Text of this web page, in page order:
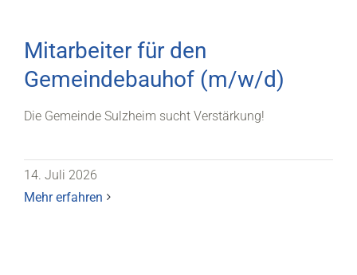
Mitarbeiter für den
Gemeindebauhof (m/w/d)
Die Gemeinde Sulzheim sucht Verstärkung!
14. Juli 2026
Mehr erfahren